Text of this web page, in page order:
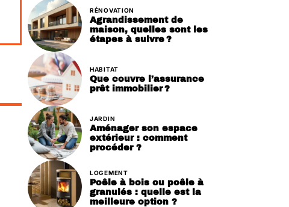
RÉNOVATION
Agrandissement de
maison, quelles sont les
étapes à suivre ?
HABITAT
Que couvre l’assurance
prêt immobilier ?
JARDIN
Aménager son espace
extérieur : comment
procéder ?
LOGEMENT
Poêle à bois ou poêle à
granulés : quelle est la
meilleure option ?